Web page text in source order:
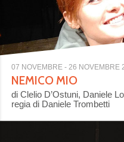
07 NOVEMBRE - 26 NOVEMBRE
NEMICO MIO
di Clelio D’Ostuni, Daniele
regia di Daniele Trombetti